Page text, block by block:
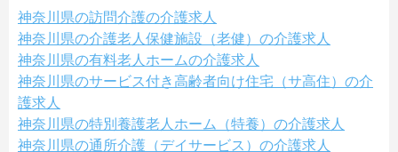
神奈川県の訪問介護の介護求人
神奈川県の介護老人保健施設（老健）の介護求人
神奈川県の有料老人ホームの介護求人
神奈川県のサービス付き高齢者向け住宅（サ高住）の介
護求人
神奈川県の特別養護老人ホーム（特養）の介護求人
神奈川県の通所介護（デイサービス）の介護求人